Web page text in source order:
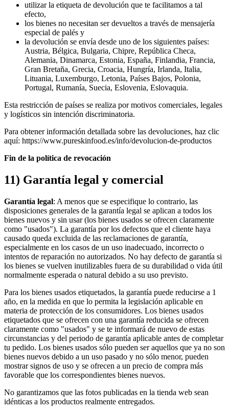
utilizar la etiqueta de devolución que te facilitamos a tal
efecto,
los bienes no necesitan ser devueltos a través de mensajería
especial de palés y
la devolución se envía desde uno de los siguientes países:
Austria, Bélgica, Bulgaria, Chipre, República Checa,
Alemania, Dinamarca, Estonia, España, Finlandia, Francia,
Gran Bretaña, Grecia, Croacia, Hungría, Irlanda, Italia,
Lituania, Luxemburgo, Letonia, Países Bajos, Polonia,
Portugal, Rumanía, Suecia, Eslovenia, Eslovaquia.
Esta restricción de países se realiza por motivos comerciales, legales
y logísticos sin intención discriminatoria.
Para obtener información detallada sobre las devoluciones, haz clic
aquí: https://www.pureskinfood.es/info/devolucion-de-productos
Fin de la política de revocación
11) Garantía legal y comercial
Garantía legal: A menos que se especifique lo contrario, las
disposiciones generales de la garantía legal se aplican a todos los
bienes nuevos y sin usar (los bienes usados se ofrecen claramente
como "usados"). La garantía por los defectos que el cliente haya
causado queda excluida de las reclamaciones de garantía,
especialmente en los casos de un uso inadecuado, incorrecto o
intentos de reparación no autorizados. No hay defecto de garantía si
los bienes se vuelven inutilizables fuera de su durabilidad o vida útil
normalmente esperada o natural debido a su uso previsto.
Para los bienes usados etiquetados, la garantía puede reducirse a 1
año, en la medida en que lo permita la legislación aplicable en
materia de protección de los consumidores. Los bienes usados
etiquetados que se ofrecen con una garantía reducida se ofrecen
claramente como "usados" y se te informará de nuevo de estas
circunstancias y del periodo de garantía aplicable antes de completar
tu pedido. Los bienes usados sólo pueden ser aquellos que ya no son
bienes nuevos debido a un uso pasado y no sólo menor, pueden
mostrar signos de uso y se ofrecen a un precio de compra más
favorable que los correspondientes bienes nuevos.
No garantizamos que las fotos publicadas en la tienda web sean
idénticas a los productos realmente entregados.